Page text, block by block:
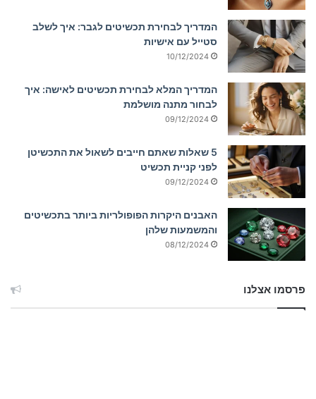
המדריך לבחירת תכשיטים לגבר: איך לשלב
סטייל עם אישיות
10/12/2024
המדריך המלא לבחירת תכשיטים לאישה: איך
לבחור מתנה מושלמת
09/12/2024
5 שאלות שאתם חייבים לשאול את התכשיטן
לפני קניית תכשיט
09/12/2024
האבנים היקרות הפופולריות ביותר בתכשיטים
והמשמעות שלהן
08/12/2024
פרסמו אצלנו